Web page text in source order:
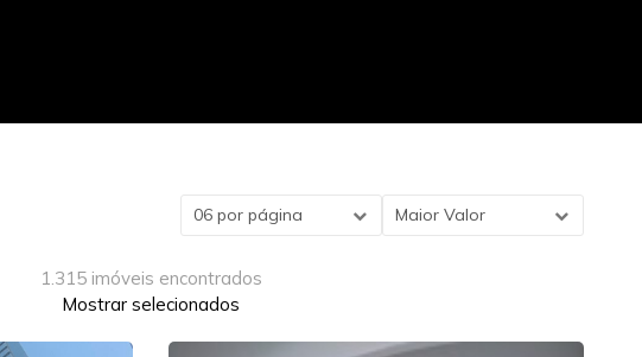
Maior Valor
06 por página
1.315 imóveis encontrados
Mostrar selecionados